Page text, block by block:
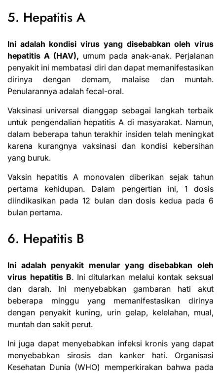
5. Hepatitis A
Ini adalah kondisi virus yang disebabkan oleh virus
hepatitis A (HAV), umum pada anak-anak. Perjalanan
penyakit ini membatasi diri dan dapat memanifestasikan
dirinya dengan demam, malaise dan muntah.
Penularannya adalah fecal-oral.
Vaksinasi universal dianggap sebagai langkah terbaik
untuk pengendalian hepatitis A di masyarakat. Namun,
dalam beberapa tahun terakhir insiden telah meningkat
karena kurangnya vaksinasi dan kondisi kebersihan
yang buruk.
Vaksin hepatitis A monovalen diberikan sejak tahun
pertama kehidupan. Dalam pengertian ini, 1 dosis
diindikasikan pada 12 bulan dan dosis kedua pada 6
bulan pertama.
6. Hepatitis B
Ini adalah penyakit menular yang disebabkan oleh
virus hepatitis B. Ini ditularkan melalui kontak seksual
dan darah. Ini menyebabkan gambaran hati akut
beberapa minggu yang memanifestasikan dirinya
dengan penyakit kuning, urin gelap, kelelahan, mual,
muntah dan sakit perut.
Ini juga dapat menyebabkan infeksi kronis yang dapat
menyebabkan sirosis dan kanker hati. Organisasi
Kesehatan Dunia (WHO) memperkirakan bahwa pada